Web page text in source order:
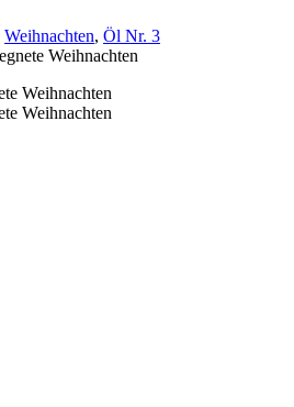
Weihnachten, Öl Nr. 3
Weihnachten